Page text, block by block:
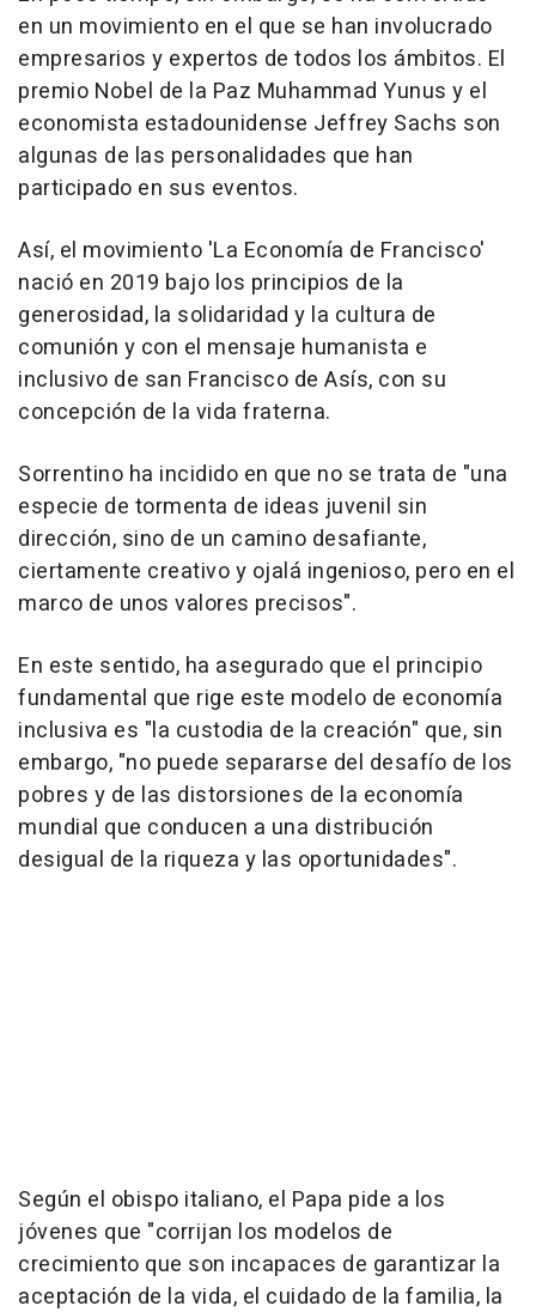
en un movimiento en el que se han involucrado
empresarios y expertos de todos los ámbitos. El
premio Nobel de la Paz Muhammad Yunus y el
economista estadounidense Jeffrey Sachs son
algunas de las personalidades que han
participado en sus eventos.
Así, el movimiento 'La Economía de Francisco'
nació en 2019 bajo los principios de la
generosidad, la solidaridad y la cultura de
comunión y con el mensaje humanista e
inclusivo de san Francisco de Asís, con su
concepción de la vida fraterna.
Sorrentino ha incidido en que no se trata de "una
especie de tormenta de ideas juvenil sin
dirección, sino de un camino desafiante,
ciertamente creativo y ojalá ingenioso, pero en el
marco de unos valores precisos".
En este sentido, ha asegurado que el principio
fundamental que rige este modelo de economía
inclusiva es "la custodia de la creación" que, sin
embargo, "no puede separarse del desafío de los
pobres y de las distorsiones de la economía
mundial que conducen a una distribución
desigual de la riqueza y las oportunidades".
Según el obispo italiano, el Papa pide a los
jóvenes que "corrijan los modelos de
crecimiento que son incapaces de garantizar la
aceptación de la vida, el cuidado de la familia, la